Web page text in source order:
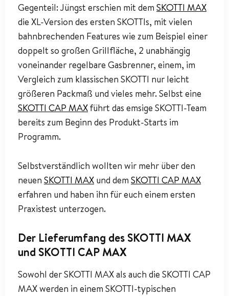
Gegenteil: Jüngst erschien mit dem SKOTTI MAX
die XL-Version des ersten SKOTTIs, mit vielen
bahnbrechenden Features wie zum Beispiel einer
doppelt so großen Grillfläche, 2 unabhängig
voneinander regelbare Gasbrenner, einem, im
Vergleich zum klassischen SKOTTI nur leicht
größeren Packmaß und vieles mehr. Selbst eine
SKOTTI CAP MAXführt das emsige SKOTTI-Team
bereits zum Beginn des Produkt-Starts im
Programm.
Selbstverständlich wollten wir mehr über den
neuen SKOTTI MAX und dem SKOTTI CAP MAX
erfahren und haben ihn für euch einem ersten
Praxistest unterzogen.
Der Lieferumfang des SKOTTI MAX
und SKOTTI CAP MAX
Sowohl der SKOTTI MAX als auch die SKOTTI CAP
MAX werden in einem SKOTTI-typischen